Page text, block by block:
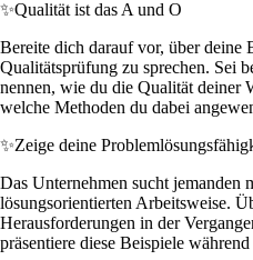
✨Qualität ist das A und O
Bereite dich darauf vor, über deine
Qualitätsprüfung zu sprechen. Sei
nennen, wie du die Qualität deiner
welche Methoden du dabei
✨Zeige deine
Das Unternehmen sucht jemanden
lösungsorientierten Arbeitsweise.
Herausforderungen in der
präsentiere diese Beispiele